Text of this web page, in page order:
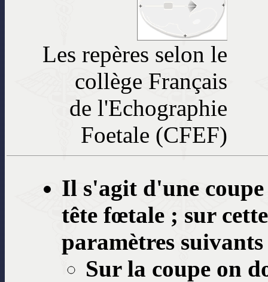
Les repères selon le
collège Français
de l'Echographie
Foetale (CFEF)
Il s'agit d'une
tête fœtale ; sur
paramètres
Sur la coupe on